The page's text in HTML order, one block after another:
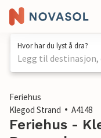
Hvor har du lyst å dra?
Legg til
1 / 27
Feriehus
Klegod Strand
A4148
Feriehus -